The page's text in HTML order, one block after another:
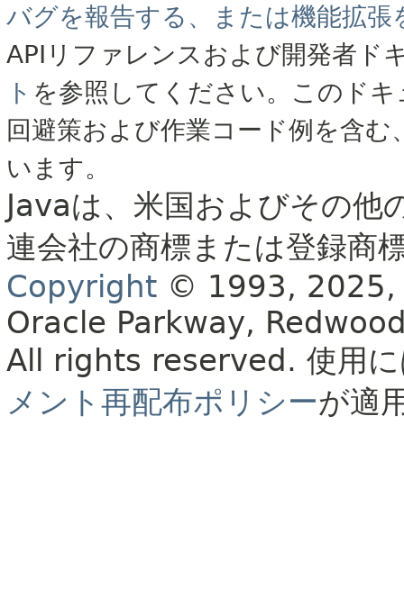
バグを報告する、または機能拡張
APIリファレンスおよび開発者ド
ト を参照してください。このド
回避策および作業コード例を含
います。
Javaは、米国およびその
連会社の商標または登録商
Copyright © 1993, 2025,
Oracle Parkway,
All rights reserved. 使用
メント再配布ポリシーが適